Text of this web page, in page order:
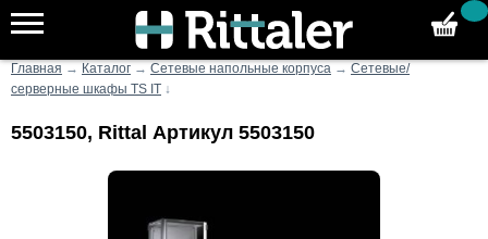
Главная → Каталог → Сетевые напольные корпуса → Сетевые/
серверные шкафы TS IT
↓
5503150, Rittal Артикул 5503150